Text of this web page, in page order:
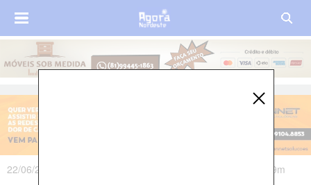
22/06/2025 às 14h51m - Atualizado em 23/06/2025 às 17h29m